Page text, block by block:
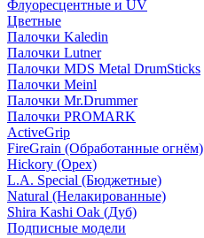
Флуоресцентные и UV
Цветные
Палочки Kaledin
Палочки Lutner
Палочки MDS Metal DrumSticks
Палочки Meinl
Палочки Mr.Drummer
Палочки PROMARK
ActiveGrip
FireGrain (Обработанные огнём)
Hickory (Орех)
L.A. Special (Бюджетные)
Natural (Нелакированные)
Shira Kashi Oak (Дуб)
Подписные модели